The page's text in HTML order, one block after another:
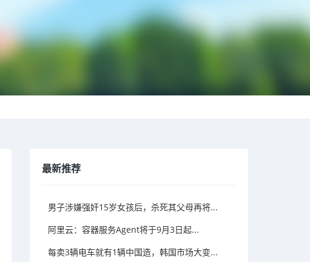
最新推荐
男子涉嫌强奸15岁女孩后，杀死其父母再将...
阿里云：容器服务Agent将于9月3日起...
每卖3辆电车就有1辆中国造，韩国市场大变...